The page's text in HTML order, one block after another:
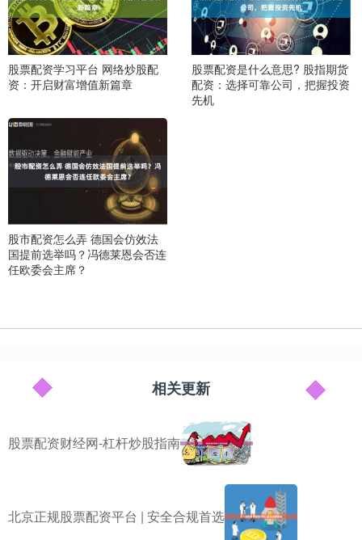
股票配资学习平台 网络炒股配
资：开启财富增值新篇章
股票配资是什么意思? 股指期货
配资：选择可靠公司，把握投资
先机
股市配资怎么弄 德国会仿效法
国提前选举吗？冯德莱恩会否连
任欧委会主席？
相关更新
股票配资财经网-杠杆炒股指南
北京正规股票配资平台 | 安全合规首选